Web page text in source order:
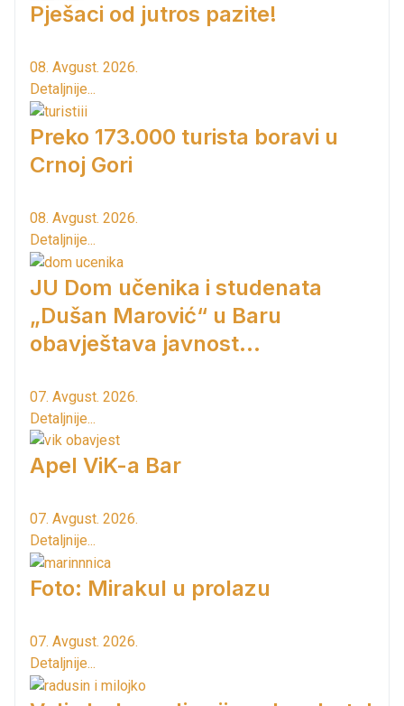
Pješaci od jutros pazite!
08. Avgust. 2026.
Detaljnije...
Preko 173.000 turista boravi u
Crnoj Gori
08. Avgust. 2026.
Detaljnije...
JU Dom učenika i studenata
„Dušan Marović“ u Baru
obavještava javnost...
07. Avgust. 2026.
Detaljnije...
Apel ViK-a Bar
07. Avgust. 2026.
Detaljnije...
Foto: Mirakul u prolazu
07. Avgust. 2026.
Detaljnije...